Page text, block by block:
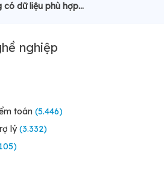
có dữ liệu phù hợp...
nghiệp
toán (5.446)
lý (3.332)